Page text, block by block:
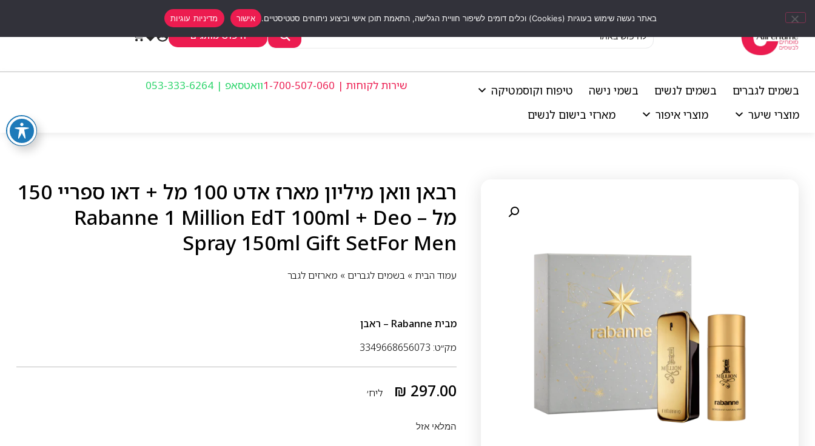
חיפוש מותגים
בשמים לגברים בשמים לנשים בשמי נישה
טיפוח וקוסמטיקה
מוצרי שיער
מוצרי איפור מארזי בישום לנשים
שירות לקוחות | 1-700-507-060 וואטסאפ | 053-333-6264
רבאן וואן מיליון מארז אדט 100 מל + דאו ספריי 150
מל – Rabanne 1 Million EdT 100ml + Deo
Spray 150ml Gift SetFor Men
עמוד הבית » בשמים לגברים » מארזים לגבר
מבית Rabanne – ראבן
מק״ט: 3349668656073
₪ 297.00 ליח׳
המלאי אזל
באתר נעשה שימוש בעוגיות (Cookies) וכלים דומים לשיפור חוויית הגלישה, התאמת תוכן אישי וביצוע ניתוחים סטטיסטיים. אישור מדיניות עוגיות